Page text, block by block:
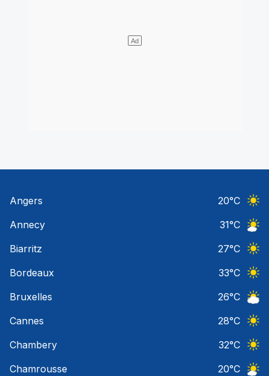
Angers 20°C
Annecy
31°C
Biarritz
27°C
Bordeaux
33°C
Bruxelles
26°C
Cannes
28°C
Chambery
32°C
Chamrousse
20°C